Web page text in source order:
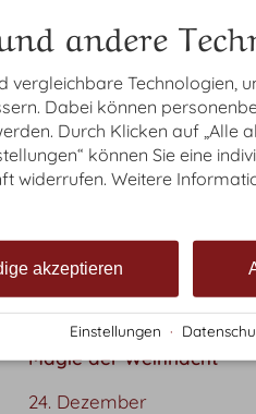
Es ist still und ruhig in
der Verlangsamung
Leben zu bekommen.
In der Natur ist der
wartet, regeneriert.
Weitere Themen:
Klarheit, Pläne
Darin enthaltene Pflanzen:
Mistel, Weihrauch,
Magie der Weihnacht
24. Dezember
andere
Technologien,
Dabei können
Durch Klicken auf „Alle
können Sie eine
widerrufen. Weitere
akzeptieren
Einstellungen ·